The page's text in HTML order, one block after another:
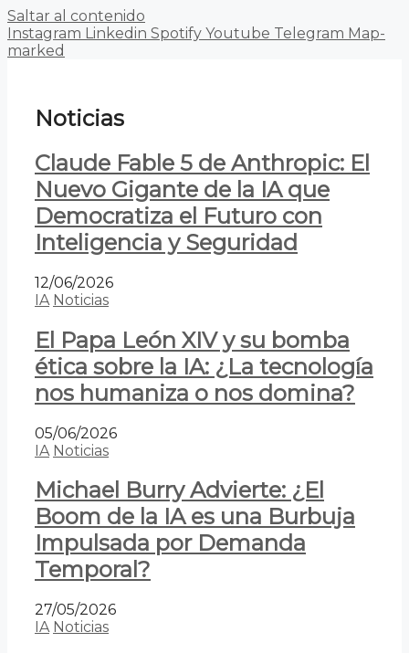
Saltar al contenido
Instagram Linkedin Spotify Youtube Telegram Map-
marked
Noticias
Claude Fable 5 de Anthropic: El
Nuevo Gigante de la IA que
Democratiza el Futuro con
Inteligencia y Seguridad
12/06/2026
IA Noticias
El Papa León XIV y su bomba
ética sobre la IA: ¿La tecnología
nos humaniza o nos domina?
05/06/2026
IA Noticias
Michael Burry Advierte: ¿El
Boom de la IA es una Burbuja
Impulsada por Demanda
Temporal?
27/05/2026
IA Noticias